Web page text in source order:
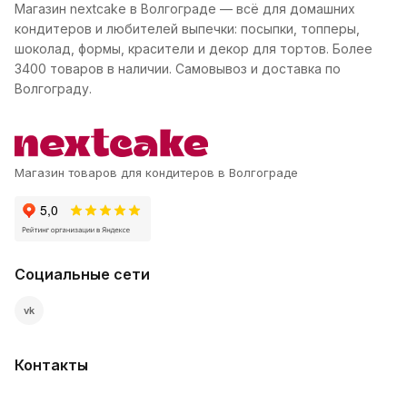
Магазин nextcake в Волгограде — всё для домашних
кондитеров и любителей выпечки: посыпки, топперы,
шоколад, формы, красители и декор для тортов. Более
3400 товаров в наличии. Самовывоз и доставка по
Волгограду.
Магазин товаров для кондитеров в Волгограде
Социальные сети
vk
Контакты